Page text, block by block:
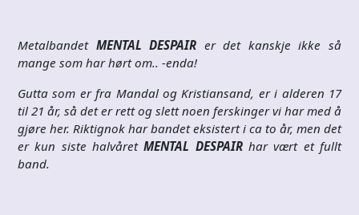
Metalbandet MENTAL DESPAIR er det kanskje ikke så
mange som har hørt om.. -enda!
Gutta som er fra Mandal og Kristiansand, er i alderen 17
til 21 år, så det er rett og slett noen ferskinger vi har med å
gjøre her. Riktignok har bandet eksistert i ca to år, men det
er kun siste halvåretMENTAL DESPAIRhar vært et fullt
band.